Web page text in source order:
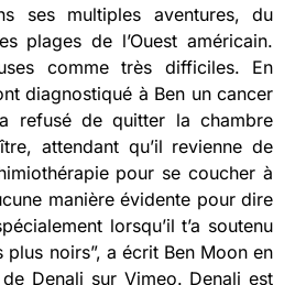
ses multiples aventures, du
plages de l’Ouest américain.
comme très difficiles. En
diagnostiqué à Ben un cancer
refusé de quitter la chambre
attendant qu’il revienne de
pour se coucher à
manière évidente pour dire
lorsqu’il t’a soutenu
plus noirs”, a écrit Ben Moon en
Denali sur Vimeo. Denali est